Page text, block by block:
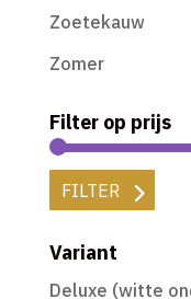
Zoetekauw
Zomer
Filter op prijs
FILTER
Variant
Deluxe (witte